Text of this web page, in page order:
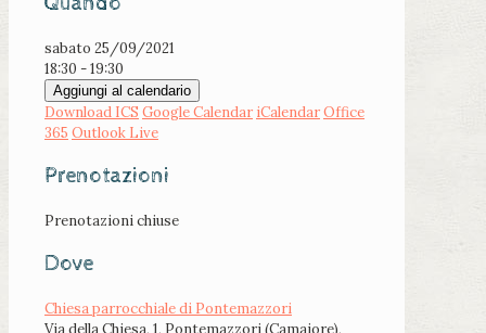
sabato 25/09/2021
18:30 - 19:30
Aggiungi al calendario
Download ICS Google Calendar iCalendarOffice
365 Outlook Live
Prenotazioni
Prenotazioni chiuse
Dove
Chiesa parrocchiale di Pontemazzori